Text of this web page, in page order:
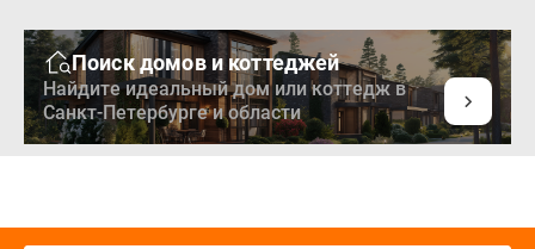
Поиск домов и коттеджей
Найдите идеальный дом или коттедж в
Санкт-Петербурге и области